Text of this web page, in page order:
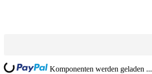
Komponenten werden geladen ...